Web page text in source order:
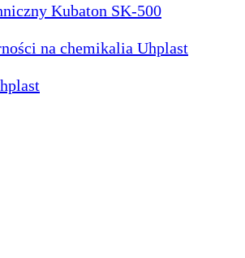
Kubaton SK-500
na chemikalia Uhplast